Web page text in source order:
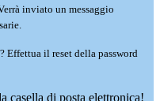
inviato un messaggio
Effettua il reset della password
casella di posta elettronica!